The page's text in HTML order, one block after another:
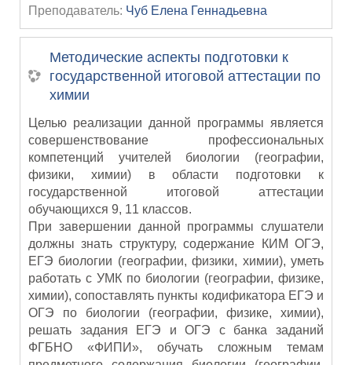
Преподаватель: Чуб Елена Геннадьевна
Методические аспекты подготовки к
государственной итоговой аттестации по
химии
Целью реализации данной программы является
совершенствование профессиональных
компетенций учителей биологии (географии,
физики, химии) в области подготовки к
государственной итоговой аттестации
обучающихся 9, 11 классов.
При завершении данной программы слушатели
должны знать структуру, содержание КИМ ОГЭ,
ЕГЭ биологии (географии, физики, химии), уметь
работать с УМК по биологии (географии, физике,
химии), сопоставлять пункты кодификатора ЕГЭ и
ОГЭ по биологии (географии, физике, химии),
решать задания ЕГЭ и ОГЭ с банка заданий
ФГБНО «ФИПИ», обучать сложным темам